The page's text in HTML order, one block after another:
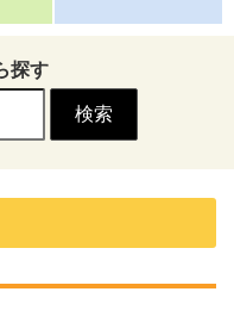
探す